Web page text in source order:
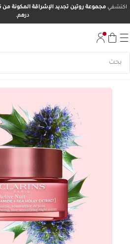
اكتشفيمجموعة روتين تجديد الإشراقة المكونة من 6 قطع، مجانا
درهم.